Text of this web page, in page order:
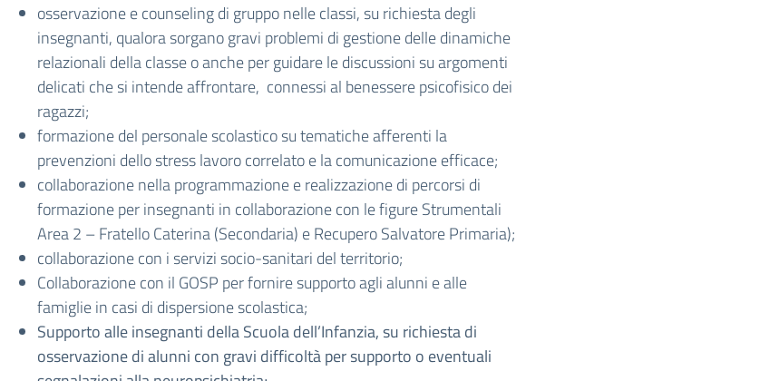
osservazione e counseling di gruppo nelle classi, su richiesta degli
insegnanti, qualora sorgano gravi problemi di gestione delle dinamiche
relazionali della classe o anche per guidare le discussioni su argomenti
delicati che si intende affrontare, connessi al benessere psicofisico dei
ragazzi;
formazione del personale scolastico su tematiche afferenti la
prevenzioni dello stress lavoro correlato e la comunicazione efficace;
collaborazione nella programmazione e realizzazione di percorsi di
formazione per insegnanti in collaborazione con le figure Strumentali
Area 2 – Fratello Caterina (Secondaria) e Recupero Salvatore Primaria);
collaborazione con i servizi socio-sanitari del territorio;
Collaborazione con il GOSP per fornire supporto agli alunni e alle
famiglie in casi di dispersione scolastica;
Supporto alle insegnanti della Scuola dell’Infanzia, su richiesta di
osservazione di alunni con gravi difficoltà per supporto o eventuali